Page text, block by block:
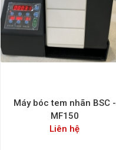
Máy bóc tem nhãn BSC -
MF150
Liên hệ